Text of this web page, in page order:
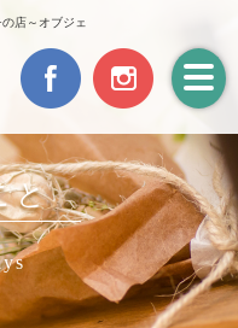
店～オブジェ
と